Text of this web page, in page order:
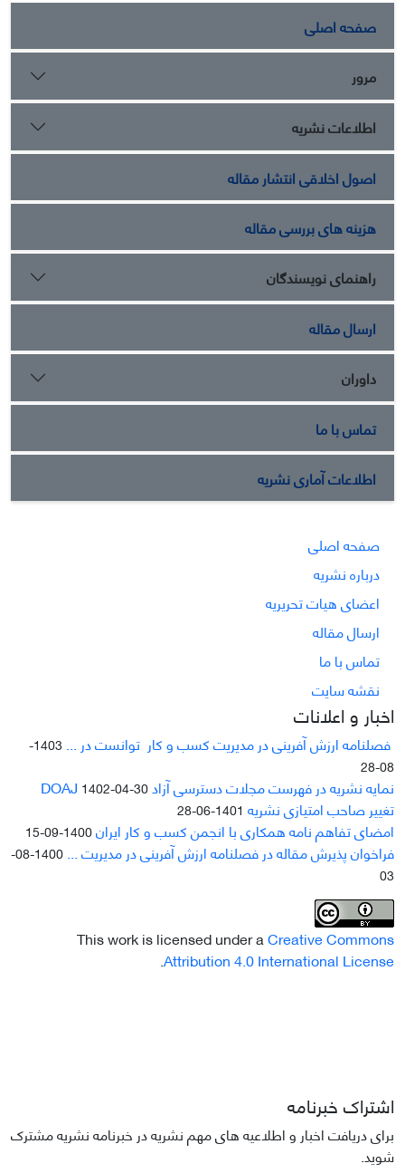
صفحه اصلی
مرور
اطلاعات نشریه
اصول اخلاقی انتشار مقاله
هزینه های بررسی مقاله
راهنمای نویسندگان
ارسال مقاله
داوران
تماس با ما
اطلاعات آماری نشریه
صفحه اصلی
درباره نشریه
اعضای هیات تحریریه
ارسال مقاله
تماس با ما
نقشه سایت
اخبار و اعلانات
فصلنامه ارزش آفرینی در مدیریت کسب و کار توانست در ...
1403-
08-28
نمایه نشریه در فهرست مجلات دسترسی آزاد DOAJ1402-04-30
تغییر صاحب امتیازی نشریه 1401-06-28
امضای تفاهم نامه همکاری با انجمن کسب و کار ایران1400-09-15
فراخوان پذیرش مقاله در فصلنامه ارزش آفرینی در مدیریت ...
1400-08-
03
This work is licensed under aCreative Commons
Attribution 4.0 International License
.
اشتراک خبرنامه
برای دریافت اخبار و اطلاعیه های مهم نشریه در خبرنامه نشریه مشترک
شوید.